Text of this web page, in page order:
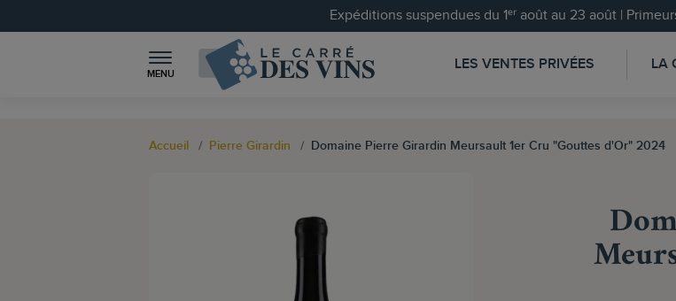
Expéditions suspendues du 1ᵉʳ août au 23 août |
MENU
LES VENTES PRIVÉES LA
Accueil Pierre Girardin Domaine Pierre Girardin Meursault 1er Cru "Gouttes d'Or" 2024